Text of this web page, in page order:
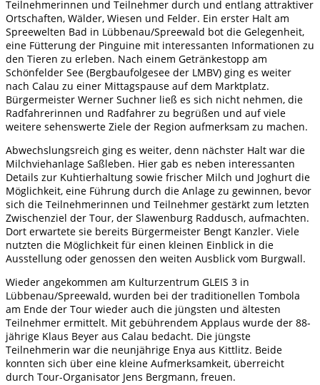
Teilnehmerinnen und Teilnehmer durch und entlang attraktiver
Ortschaften, Wälder, Wiesen und Felder. Ein erster Halt am
Spreewelten Bad in Lübbenau/Spreewald bot die Gelegenheit,
eine Fütterung der Pinguine mit interessanten Informationen zu
den Tieren zu erleben. Nach einem Getränkestopp am
Schönfelder See (Bergbaufolgesee der LMBV) ging es weiter
nach Calau zu einer Mittagspause auf dem Marktplatz.
Bürgermeister Werner Suchner ließ es sich nicht nehmen, die
Radfahrerinnen und Radfahrer zu begrüßen und auf viele
weitere sehenswerte Ziele der Region aufmerksam zu machen.
Abwechslungsreich ging es weiter, denn nächster Halt war die
Milchviehanlage Saßleben. Hier gab es neben interessanten
Details zur Kuhtierhaltung sowie frischer Milch und Joghurt die
Möglichkeit, eine Führung durch die Anlage zu gewinnen, bevor
sich die Teilnehmerinnen und Teilnehmer gestärkt zum letzten
Zwischenziel der Tour, der Slawenburg Raddusch, aufmachten.
Dort erwartete sie bereits Bürgermeister Bengt Kanzler. Viele
nutzten die Möglichkeit für einen kleinen Einblick in die
Ausstellung oder genossen den weiten Ausblick vom Burgwall.
Wieder angekommen am Kulturzentrum GLEIS 3 in
Lübbenau/Spreewald, wurden bei der traditionellen Tombola
am Ende der Tour wieder auch die jüngsten und ältesten
Teilnehmer ermittelt. Mit gebührendem Applaus wurde der 88-
jährige Klaus Beyer aus Calau bedacht. Die jüngste
Teilnehmerin war die neunjährige Enya aus Kittlitz. Beide
konnten sich über eine kleine Aufmerksamkeit, überreicht
durch Tour-Organisator Jens Bergmann, freuen.